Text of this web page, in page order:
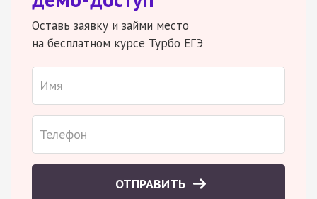
Оставь заявку и займи место
на бесплатном курсе Турбо ЕГЭ
ОТПРАВИТЬ